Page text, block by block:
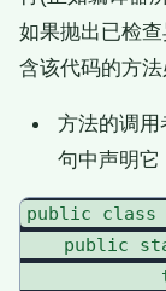
如果抛出已检
含该代码的方
方法的调
句中声明
public class
public